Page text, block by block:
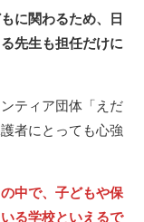
に関わるため、日
先生も担任だけに
ティア団体「えだ
者にとっても心強
中で、子どもや保
る学校といえるで